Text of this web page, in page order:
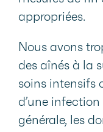
appropriées.
Nous avons
des aînés à la
soins intensifs
d’une
générale, les